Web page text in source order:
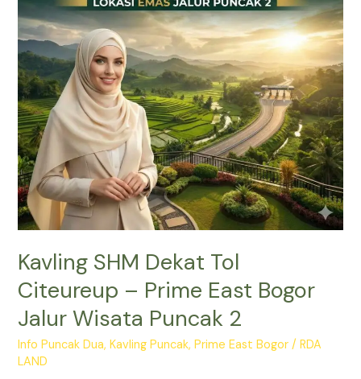
Kavling SHM Dekat Tol
Citeureup – Prime East Bogor
Jalur Wisata Puncak 2
Info Puncak Dua,Kavling Puncak,Prime East Bogor /RDA
LAND
Prime
East
Bogor
Jalur
Wisata
Puncak
2